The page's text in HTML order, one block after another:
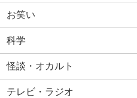
お笑い
科学
怪談・オカルト
テレビ・ラジオ